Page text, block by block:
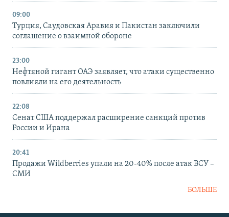
09:00
Турция, Саудовская Аравия и Пакистан заключили
соглашение о взаимной обороне
23:00
Нефтяной гигант ОАЭ заявляет, что атаки существенно
повлияли на его деятельность
22:08
Сенат США поддержал расширение санкций против
России и Ирана
20:41
Продажи Wildberries упали на 20-40% после атак ВСУ –
СМИ
БОЛЬШЕ